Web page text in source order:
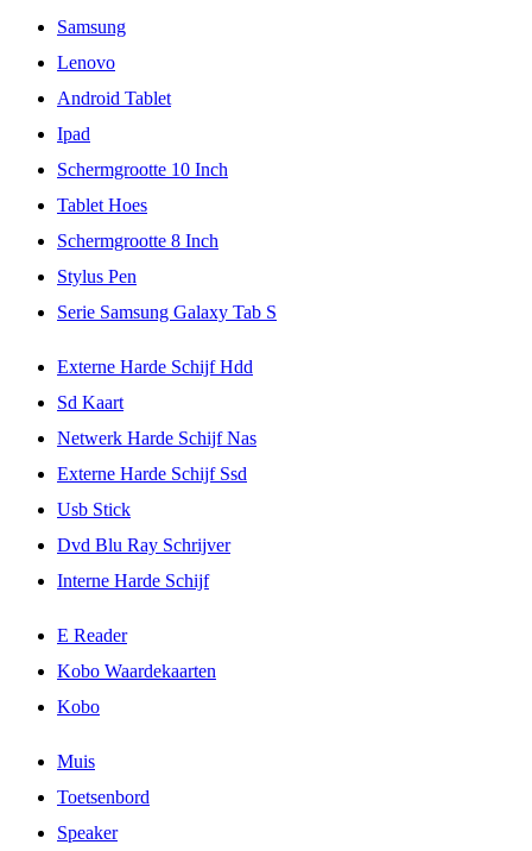
Samsung
Lenovo
Android Tablet
Ipad
Schermgrootte 10 Inch
Tablet Hoes
Schermgrootte 8 Inch
Stylus Pen
Serie Samsung Galaxy Tab S
Externe Harde Schijf Hdd
Sd Kaart
Netwerk Harde Schijf Nas
Externe Harde Schijf Ssd
Usb Stick
Dvd Blu Ray Schrijver
Interne Harde Schijf
E Reader
Kobo Waardekaarten
Kobo
Muis
Toetsenbord
Speaker